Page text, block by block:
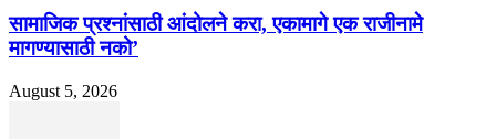
सामाजिक प्रश्नांसाठी आंदोलने करा, एकामागे एक राजीनामे
मागण्यासाठी नको’
August 5, 2026